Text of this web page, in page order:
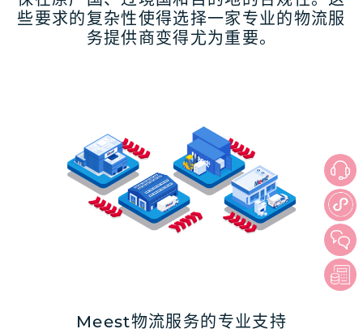
些要求的复杂性使得选择一家专业的物流服
务提供商变得尤为重要。
Meest物流服务的专业支持